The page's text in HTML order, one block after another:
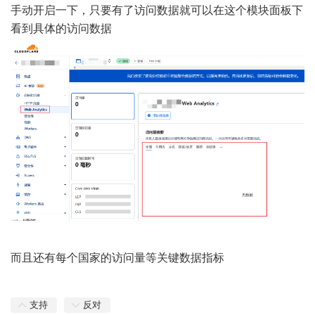
手动开启一下，只要有了访问数据就可以在这个模块面板下
看到具体的访问数据
而且还有每个国家的访问量等关键数据指标
支持 反对